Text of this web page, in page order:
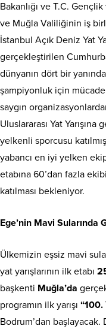
Bakanlığı ve T.C. Gençlik
ve Muğla Valiliğinin iş
İstanbul Açık Deniz Yat
gerçekleştirilen
dünyanın dört bir
şampiyonluk için
saygın
Uluslararası Yat
yelkenli sporcusu
yabancı en iyi yelken
etabına 60’dan fazla
katılması bekleniyor.
Ege’nin Mavi Sularında
Ülkemizin eşsiz mavi
yat yarışlarının ilk etabı
başkenti Muğla’da
programın ilk yarışı “100.
Bodrum’dan